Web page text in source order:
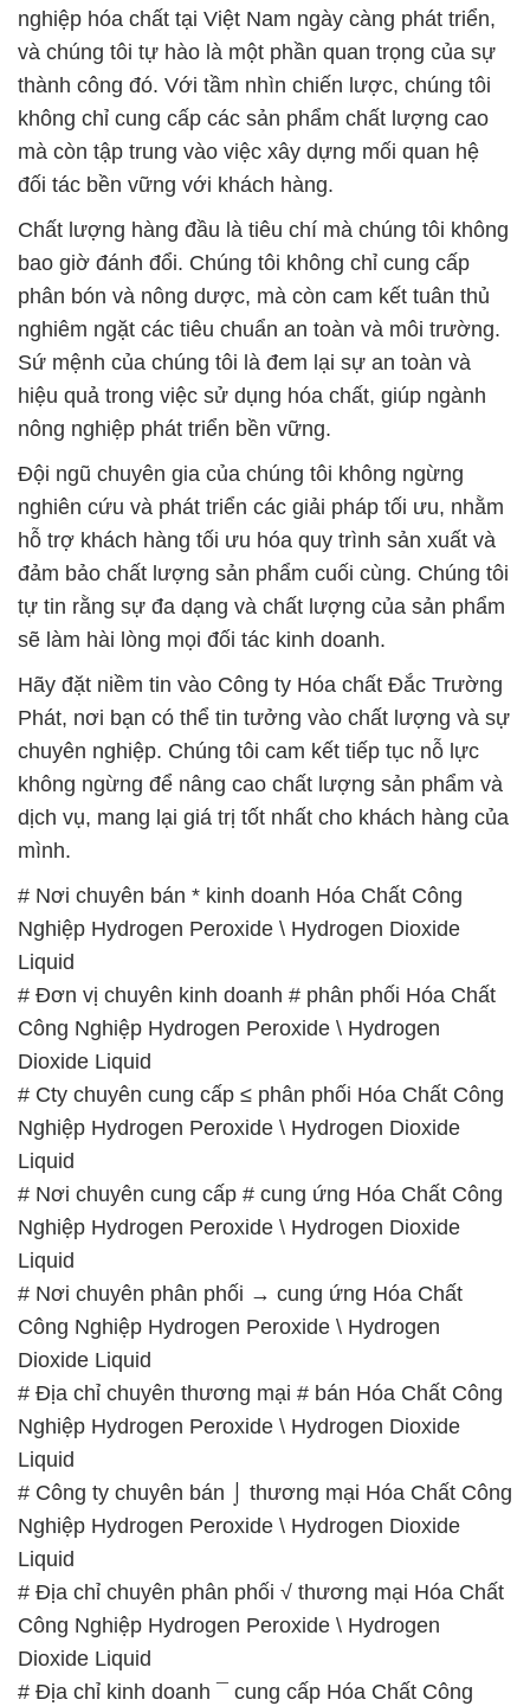
nghiệp hóa chất tại Việt Nam ngày càng phát triển,
và chúng tôi tự hào là một phần quan trọng của sự
thành công đó. Với tầm nhìn chiến lược, chúng tôi
không chỉ cung cấp các sản phẩm chất lượng cao
mà còn tập trung vào việc xây dựng mối quan hệ
đối tác bền vững với khách hàng.
Chất lượng hàng đầu là tiêu chí mà chúng tôi không
bao giờ đánh đổi. Chúng tôi không chỉ cung cấp
phân bón và nông dược, mà còn cam kết tuân thủ
nghiêm ngặt các tiêu chuẩn an toàn và môi trường.
Sứ mệnh của chúng tôi là đem lại sự an toàn và
hiệu quả trong việc sử dụng hóa chất, giúp ngành
nông nghiệp phát triển bền vững.
Đội ngũ chuyên gia của chúng tôi không ngừng
nghiên cứu và phát triển các giải pháp tối ưu, nhằm
hỗ trợ khách hàng tối ưu hóa quy trình sản xuất và
đảm bảo chất lượng sản phẩm cuối cùng. Chúng tôi
tự tin rằng sự đa dạng và chất lượng của sản phẩm
sẽ làm hài lòng mọi đối tác kinh doanh.
Hãy đặt niềm tin vào Công ty Hóa chất Đắc Trường
Phát, nơi bạn có thể tin tưởng vào chất lượng và sự
chuyên nghiệp. Chúng tôi cam kết tiếp tục nỗ lực
không ngừng để nâng cao chất lượng sản phẩm và
dịch vụ, mang lại giá trị tốt nhất cho khách hàng của
mình.
# Nơi chuyên bán * kinh doanh Hóa Chất Công
Nghiệp Hydrogen Peroxide \ Hydrogen Dioxide
Liquid
# Đơn vị chuyên kinh doanh # phân phối Hóa Chất
Công Nghiệp Hydrogen Peroxide \ Hydrogen
Dioxide Liquid
# Cty chuyên cung cấp ≤ phân phối Hóa Chất Công
Nghiệp Hydrogen Peroxide \ Hydrogen Dioxide
Liquid
# Nơi chuyên cung cấp # cung ứng Hóa Chất Công
Nghiệp Hydrogen Peroxide \ Hydrogen Dioxide
Liquid
# Nơi chuyên phân phối → cung ứng Hóa Chất
Công Nghiệp Hydrogen Peroxide \ Hydrogen
Dioxide Liquid
# Địa chỉ chuyên thương mại # bán Hóa Chất Công
Nghiệp Hydrogen Peroxide \ Hydrogen Dioxide
Liquid
# Công ty chuyên bán ⌡ thương mại Hóa Chất Công
Nghiệp Hydrogen Peroxide \ Hydrogen Dioxide
Liquid
# Địa chỉ chuyên phân phối √ thương mại Hóa Chất
Công Nghiệp Hydrogen Peroxide \ Hydrogen
Dioxide Liquid
# Địa chỉ kinh doanh ¯ cung cấp Hóa Chất Công